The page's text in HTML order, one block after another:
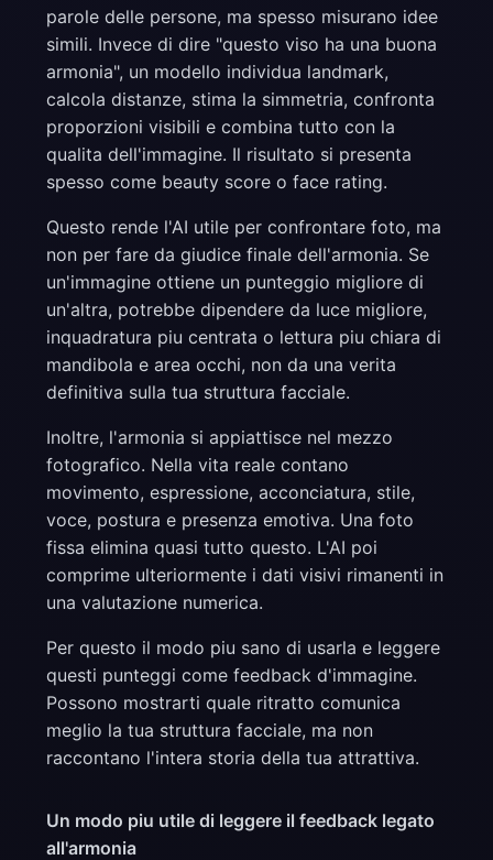
parole delle persone, ma spesso misurano idee
simili. Invece di dire "questo viso ha una buona
armonia", un modello individua landmark,
calcola distanze, stima la simmetria, confronta
proporzioni visibili e combina tutto con la
qualita dell'immagine. Il risultato si presenta
spesso come beauty score o face rating.
Questo rende l'AI utile per confrontare foto, ma
non per fare da giudice finale dell'armonia. Se
un'immagine ottiene un punteggio migliore di
un'altra, potrebbe dipendere da luce migliore,
inquadratura piu centrata o lettura piu chiara di
mandibola e area occhi, non da una verita
definitiva sulla tua struttura facciale.
Inoltre, l'armonia si appiattisce nel mezzo
fotografico. Nella vita reale contano
movimento, espressione, acconciatura, stile,
voce, postura e presenza emotiva. Una foto
fissa elimina quasi tutto questo. L'AI poi
comprime ulteriormente i dati visivi rimanenti in
una valutazione numerica.
Per questo il modo piu sano di usarla e leggere
questi punteggi come feedback d'immagine.
Possono mostrarti quale ritratto comunica
meglio la tua struttura facciale, ma non
raccontano l'intera storia della tua attrattiva.
Un modo piu utile di leggere il feedback legato
all'armonia